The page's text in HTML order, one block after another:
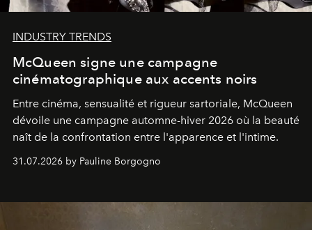
INDUSTRY TRENDS
McQueen signe une campagne
cinématographique aux accents noirs
Entre cinéma, sensualité et rigueur sartoriale, McQueen
dévoile une campagne automne-hiver 2026 où la beauté
naît de la confrontation entre l'apparence et l'intime.
31.07.2026 by Pauline Borgogno